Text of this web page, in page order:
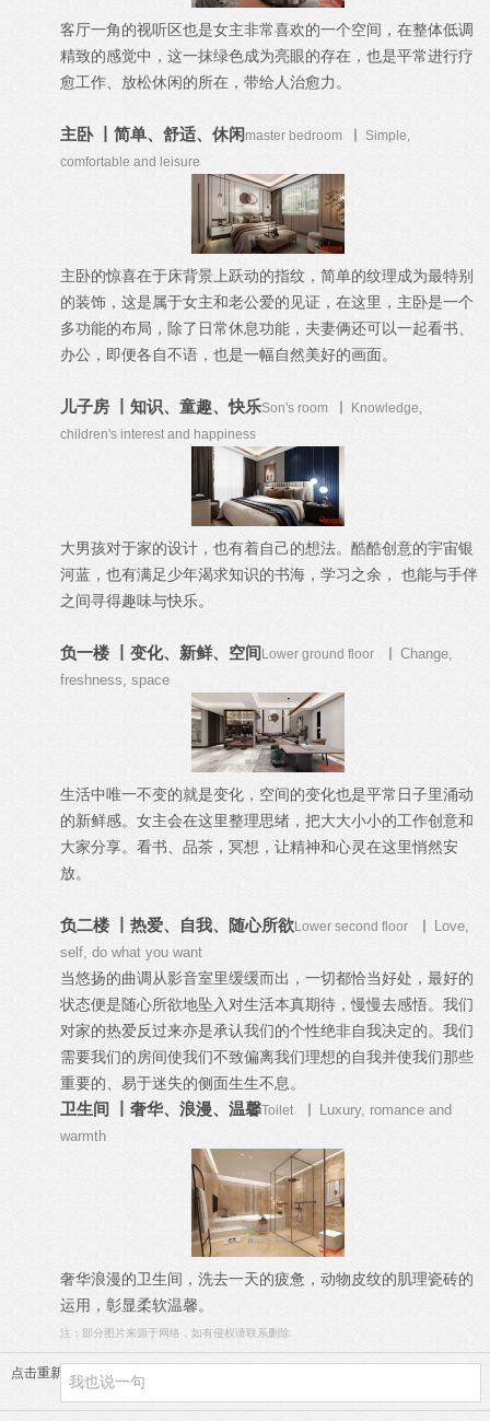
客厅一角的视听区也是女主非常喜欢的一个空间，在整体低调
精致的感觉中，这一抹绿色成为亮眼的存在，也是平常进行疗
愈工作、放松休闲的所在，带给人治愈力。
主卧 丨简单、舒适、休闲master bedroom
Simple,
comfortable and leisure
主卧的惊喜在于床背景上跃动的指纹，简单的纹理成为最特别
的装饰，这是属于女主和老公爱的见证，在这里，主卧是一个
多功能的布局，除了日常休息功能，夫妻俩还可以一起看书、
办公，即便各自不语，也是一幅自然美好的画面。
儿子房 丨知识、童趣、快乐Son's room
Knowledge,
children's interest and happiness
大男孩对于家的设计，也有着自己的想法。酷酷创意的宇宙银
河蓝，也有满足少年渴求知识的书海，学习之余， 也能与手伴
之间寻得趣味与快乐。
负一楼 丨变化、新鲜、空间 Lower ground floor
Change,
freshness, space
生活中唯一不变的就是变化，空间的变化也是平常日子里涌动
的新鲜感。女主会在这里整理思绪，把大大小小的工作创意和
大家分享。看书、品茶，冥想，让精神和心灵在这里悄然安
放。
负二楼 丨热爱、自我、随心所欲Lower second floor
Love,
self, do what you want
当悠扬的曲调从影音室里缓缓而出，一切都恰当好处，最好的
状态便是随心所欲地坠入对生活本真期待，慢慢去感悟。我们
对家的热爱反过来亦是承认我们的个性绝非自我决定的。我们
需要我们的房间使我们不致偏离我们理想的自我并使我们那些
重要的、易于迷失的侧面生生不息。
卫生间 丨奢华、浪漫、温馨Toilet
Luxury, romance and
warmth
奢华浪漫的卫生间，洗去一天的疲惫，动物皮纹的肌理瓷砖的
运用，彰显柔软温馨。
注：部分图片来源于网络，如有侵权请联系删除.
点击重新加载